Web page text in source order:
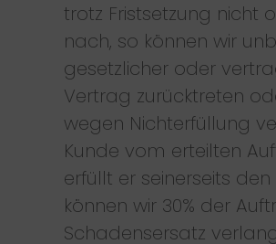
trotz Fristsetzung nicht
nach, so können wir
gesetzlicher oder
Vertrag zurücktreten
wegen Nichterfüllung
Kunde vom erteilten
erfüllt er seinerseits
können wir 30% der
Schadensersatz